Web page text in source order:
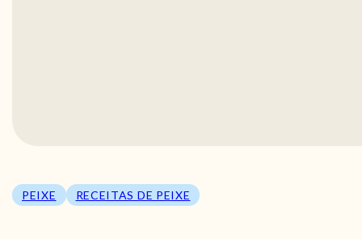
PEIXE RECEITAS DE PEIXE